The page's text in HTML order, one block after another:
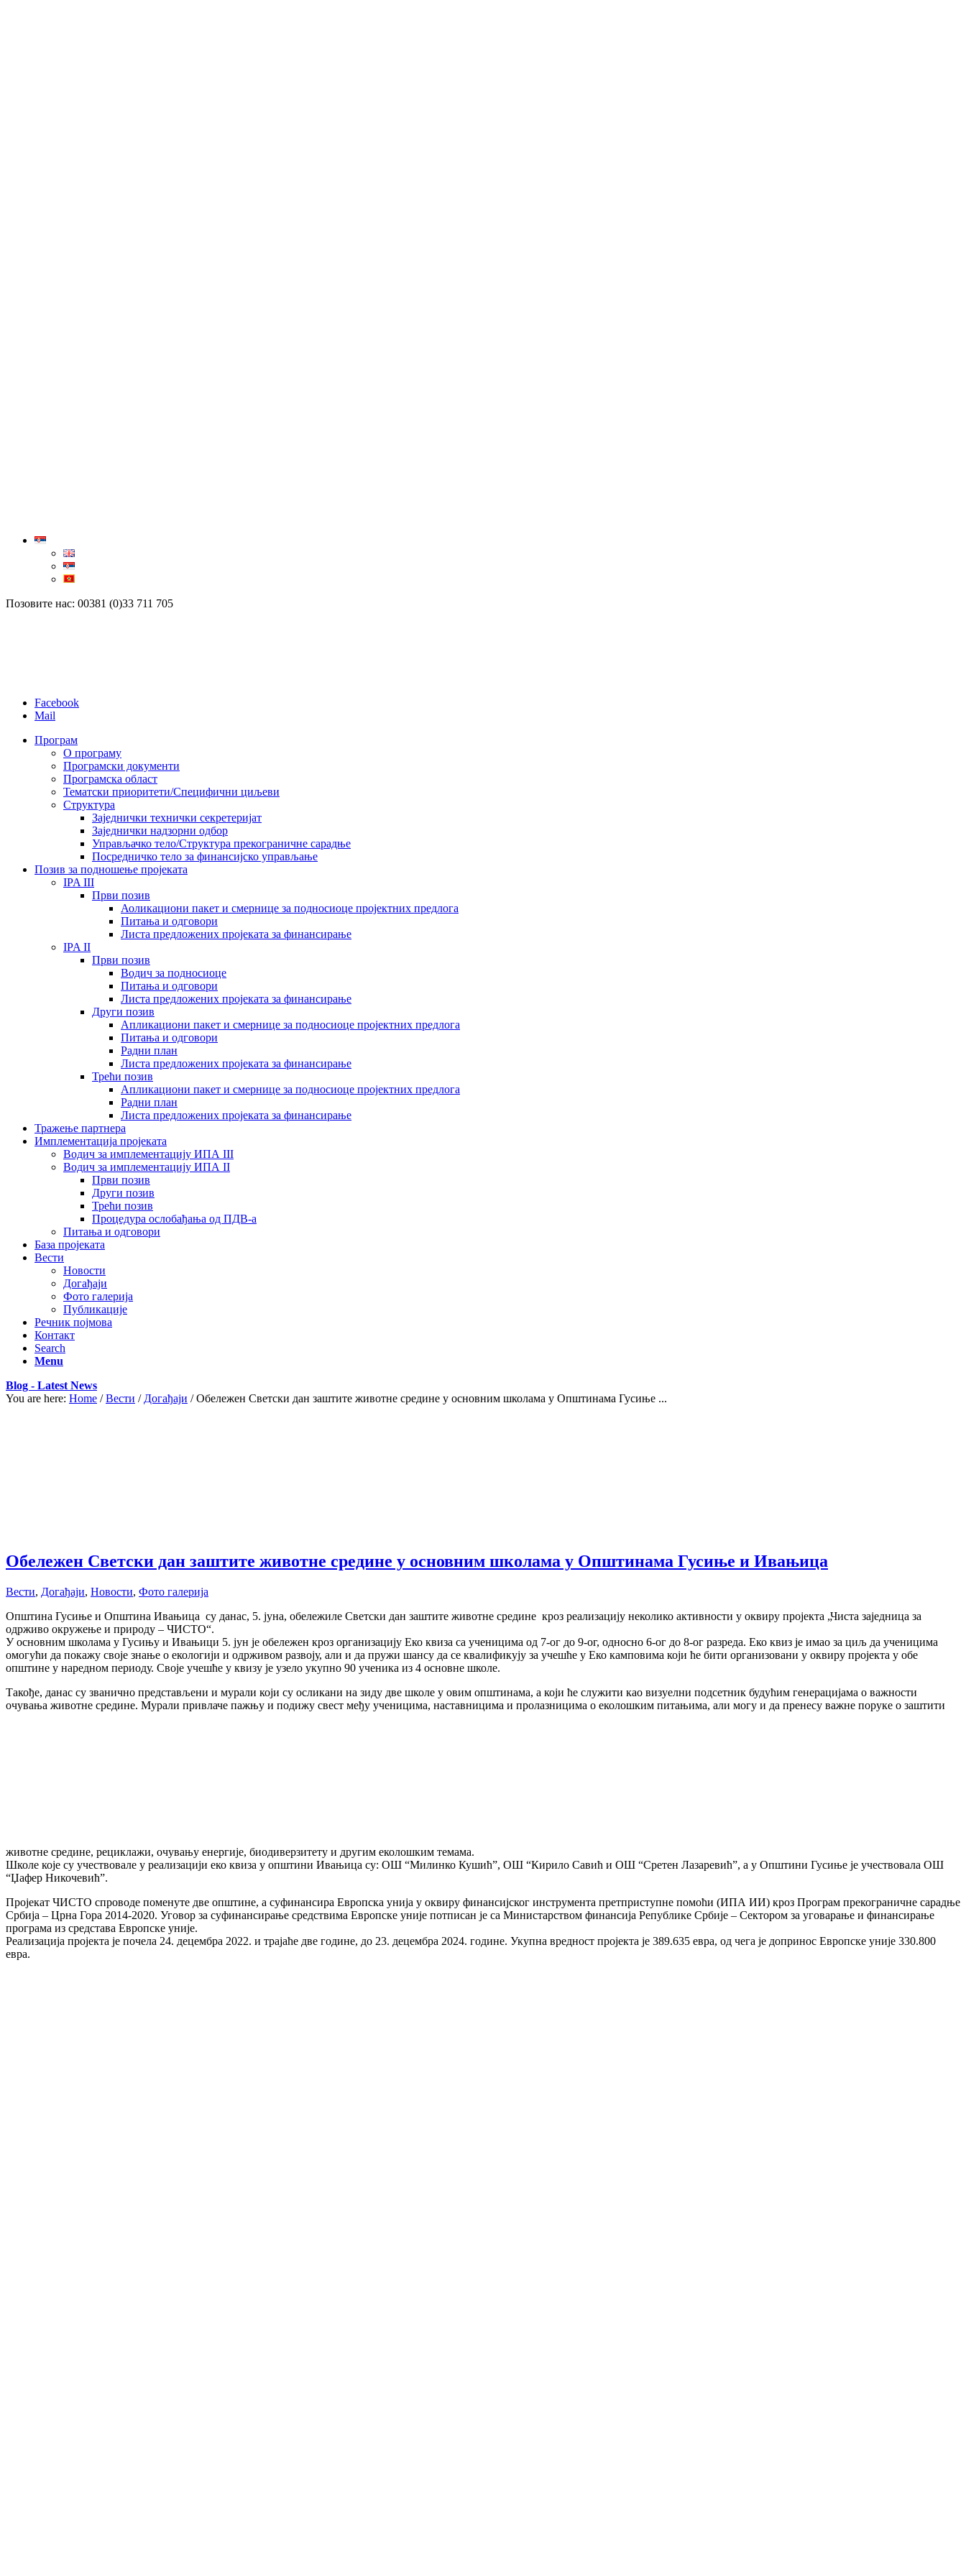
Позовите нас: 00381 (0)33 711 705
Facebook
Mail
Програм
О програму
Програмски документи
Програмска област
Тематски приоритети/Специфични циљеви
Структура
Заједнички технички секретеријат
Заједнички надзорни одбор
Управљачко тело/Структура прекограничне сарадње
Посредничко тело за финансијско управљање
Позив за подношење пројеката
IPA III
Први позив
Аоликациони пакет и смернице за подносиоце пројектних предлога
Питања и одговори
Листа предложених пројеката за финансирање
IPA II
Први позив
Водич за подносиоце
Питања и одговори
Листа предложених пројеката за финансирање
Други позив
Апликациони пакет и смернице за подносиоце пројектних предлога
Питања и одговори
Радни план
Листа предложених пројеката за финансирање
Трећи позив
Апликациони пакет и смернице за подносиоце пројектних предлога
Радни план
Листа предложених пројеката за финансирање
Тражење партнера
Имплементација пројеката
Водич за имплементацију ИПА III
Водич за имплементацију ИПА II
Први позив
Други позив
Трећи позив
Процедура ослобађања од ПДВ-а
Питања и одговори
База пројеката
Вести
Новости
Догађаји
Фото галерија
Публикације
Речник појмова
Контакт
Search
Menu
Blog - Latest News
You are here: Home / Вести / Догађаји / Обележен Светски дан заштите животне средине у основним школама у Општинама Гусиње ...
Обележен Светски дан заштите животне средине у основним школама у Општинама Гусиње и Ивањица
Вести, Догађаји, Новости, Фото галерија
Општина Гусиње и Општина Ивањица су данас, 5. јуна, обележиле Светски дан заштите животне средине кроз реализацију неколико активности у оквиру пројекта „Чиста заједница за
одрживо окружење и природу – ЧИСТО“.
У основним школама у Гусињу и Ивањици 5. јун је обележен кроз организацију Еко квиза са ученицима од 7-ог до 9-ог, односно 6-ог до 8-ог разреда. Еко квиз је имао за циљ да ученицима
омогући да покажу своје знање о екологији и одрживом развоју, али и да пружи шансу да се квалификују за учешће у Еко камповима који ће бити организовани у оквиру пројекта у обе
општине у наредном периоду. Своје учешће у квизу је узело укупно 90 ученика из 4 основне школе.
Такође, данас су званично представљени и мурали који су осликани на зиду две школе у овим општинама, а који ће служити као визуелни подсетник будућим генерацијама о важности
очувања животне средине. Мурали привлаче пажњу и подижу свест међу ученицима, наставницима и пролазницима о еколошким питањима, али могу и да пренесу важне поруке о заштити
животне средине, рециклажи, очувању енергије, биодиверзитету и другим еколошким темама.
Школе које су учествовале у реализацији еко квиза у општини Ивањица су: ОШ “Милинко Кушић”, ОШ “Кирило Савић и ОШ “Сретен Лазаревић”, а у Општини Гусиње је учествовала ОШ
“Џафер Никочевић”.
Пројекат ЧИСТО спроводе поменуте две општине, а суфинансира Европска унија у оквиру финансијског инструмента претприступне помоћи (ИПА ИИ) кроз Програм прекограничне сарадње
Србија – Црна Гора 2014-2020. Уговор за суфинансирање средствима Европске уније потписан је са Министарством финансија Републике Србије – Сектором за уговарање и финансирање
програма из средстава Европске уније.
Реализација пројекта је почела 24. децембра 2022. и трајаће две године, до 23. децембра 2024. године. Укупна вредност пројекта је 389.635 евра, од чега је допринос Европске уније 330.800
евра.